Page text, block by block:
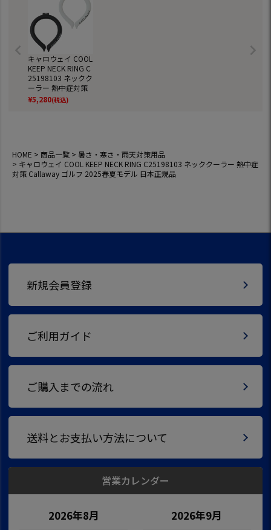
キャロウェイ COOL
KEEP NECK RING C
25198103 ネックク
ーラー 熱中症対策
Callaway ゴルフ 20
25春夏モデル 日本
¥5,280(税込)
HOME 商品一覧
暑さ・寒さ・雨天対策用品
キャロウェイ COOL KEEP NECK RING C25198103 ネッククーラー 熱中症
対策 Callaway ゴルフ 2025春夏モデル 日本正規品
新規会員登録
ご利用ガイド
ご購入までの流れ
送料とお支払い方法について
営業カレンダー
2026年8月 2026年9月